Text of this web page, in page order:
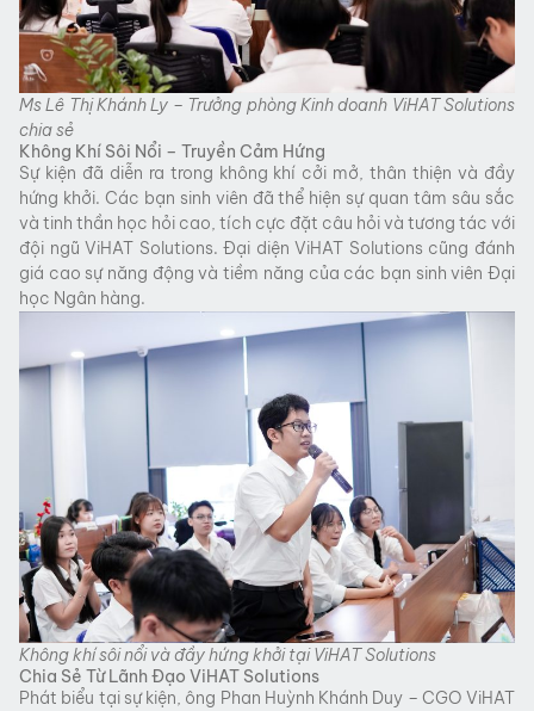
Ms Lê Thị Khánh Ly – Trưởng phòng Kinh doanh ViHAT Solutions
chia sẻ
Không Khí Sôi Nổi – Truyền Cảm Hứng
Sự kiện đã diễn ra trong không khí cởi mở, thân thiện và đầy
hứng khởi. Các bạn sinh viên đã thể hiện sự quan tâm sâu sắc
và tinh thần học hỏi cao, tích cực đặt câu hỏi và tương tác với
đội ngũ ViHAT Solutions. Đại diện ViHAT Solutions cũng đánh
giá cao sự năng động và tiềm năng của các bạn sinh viên Đại
học Ngân hàng.
Không khí sôi nổi và đầy hứng khởi tại ViHAT Solutions
Chia Sẻ Từ Lãnh Đạo ViHAT Solutions
Phát biểu tại sự kiện, ông Phan Huỳnh Khánh Duy – CGO ViHAT